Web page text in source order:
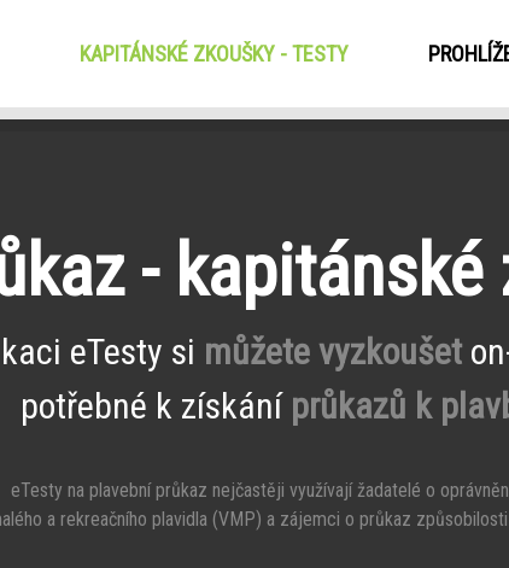
KAPITÁNSKÉ ZKOUŠKY - TESTY(CURRENT)
-
eTesty si můžete vyzkoušet
potřebné k získání průkazů k
eTesty na plavební průkaz nejčastěji využívají žadatelé o
a rekreačního plavidla (VMP) a zájemci o průkaz způsobilosti